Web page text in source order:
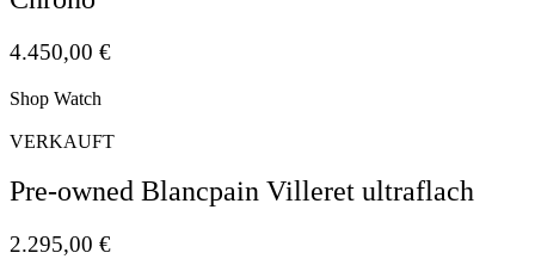
4.450,00 €
Shop Watch
VERKAUFT
Pre-owned Blancpain Villeret ultraflach
2.295,00 €